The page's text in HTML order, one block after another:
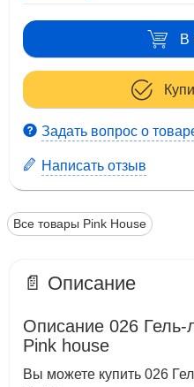
В
Задать вопрос о
Написать отзыв
Все товары Pink House
📄 Описание
Описание 026
Pink house
Вы можете купить 026